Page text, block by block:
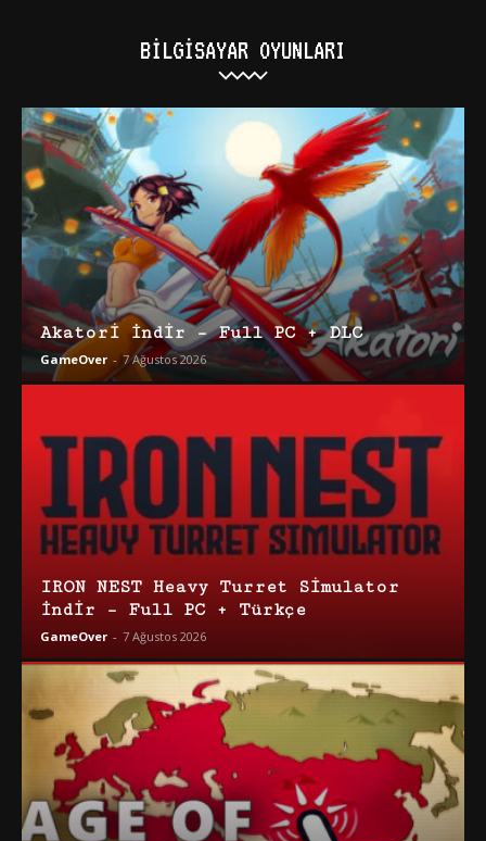
BILGISAYAR OYUNLARI
Akatori İndir – Full PC + DLC
GameOver - 7 Ağustos 2026
IRON NEST Heavy Turret Simulator
İndir – Full PC + Türkçe
GameOver - 7 Ağustos 2026